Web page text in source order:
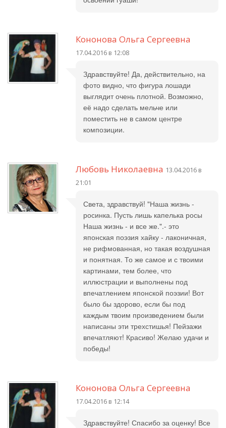
Кононова Ольга Сергеевна
17.04.2016 в 12:08
Здравствуйте! Да, действительно, на
фото видно, что фигура лошади
выглядит очень плотной. Возможно,
её надо сделать мельче или
поместить не в самом центре
композиции.
Любовь Николаевна 13.04.2016 в
21:01
Света, здравствуй! "Наша жизнь -
росинка. Пусть лишь капелька росы
Наша жизнь - и все же.".- это
японская поэзия хайку - лаконичная,
не рифмованная, но такая воздушная
и понятная. То же самое и с твоими
картинами, тем более, что
иллюстрации и выполнены под
впечатлением японской поэзии! Вот
было бы здорово, если бы под
каждым твоим произведением были
написаны эти трехстишья! Пейзажи
впечатляют! Красиво! Желаю удачи и
победы!
Кононова Ольга Сергеевна
17.04.2016 в 12:14
Здравствуйте! Спасибо за оценку! Все